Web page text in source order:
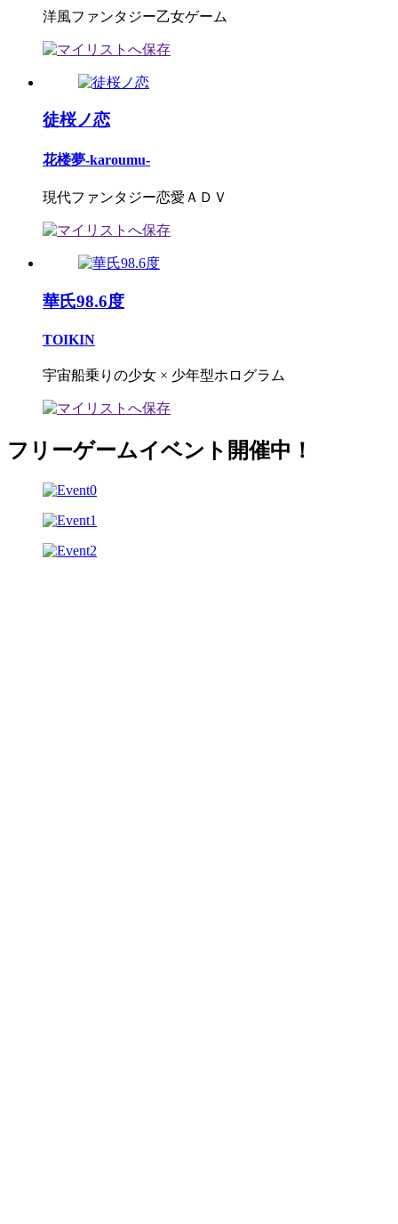
洋風ファンタジー乙女ゲーム
徒桜ノ恋
花楼夢-karoumu-
現代ファンタジー恋愛ＡＤＶ
華氏98.6度
TOIKIN
宇宙船乗りの少女 × 少年型ホログラム
フリーゲームイベント開催中！